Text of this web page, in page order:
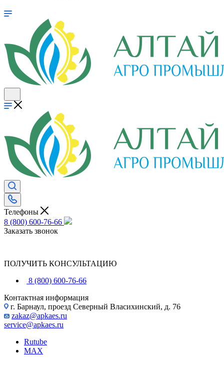
Телефоны
8 (800) 600-76-66
Заказать звонок
ПОЛУЧИТЬ КОНСУЛЬТАЦИЮ
8 (800) 600-76-66
Контактная информация
г. Барнаул, проезд Северный Власихинский, д. 76
zakaz@apkaes.ru
service@apkaes.ru
Rutube
MAX